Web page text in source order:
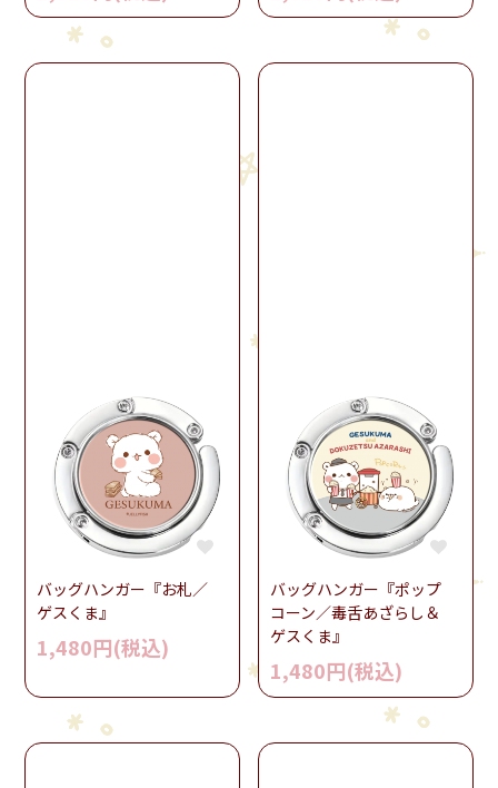
バッグハンガー『お札／
ゲスくま』
1,480円(税込)
バッグハンガー『ポップ
コーン／毒舌あざらし＆
ゲスくま』
1,480円(税込)